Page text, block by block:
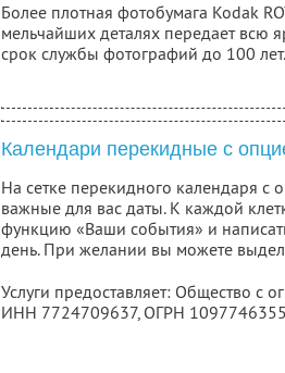
Более плотная фотобумага Kodak
мельчайших деталях передает всю
срок службы фотографий до 100 лет.
Календари перекидные с
На сетке перекидного календаря
важные для вас даты. К каждой
функцию «Ваши события» и
день. При желании вы можете
Услуги предоставляет: Общество с
ИНН 7724709637, ОГРН